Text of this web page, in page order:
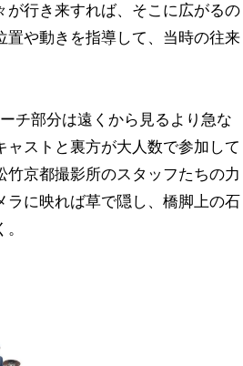
行き来すれば、そこに広がるの
や動きを指導して、当時の往来
チ部分は遠くから見るより急な
ストと裏方が大人数で参加して
京都撮影所のスタッフたちの力
に映れば草で隠し、橋脚上の石